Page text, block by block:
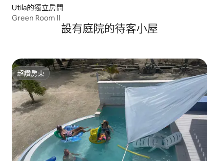
Utila的獨立房間
Green Room II
設有庭院的待客小屋
超讚房東
超讚房東